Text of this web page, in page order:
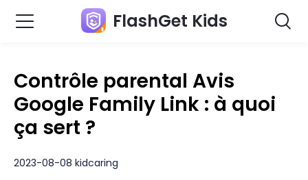
FlashGet Kids
Contrôle parental Avis
Google Family Link : à quoi
ça sert ?
2023-08-08 kidcaring